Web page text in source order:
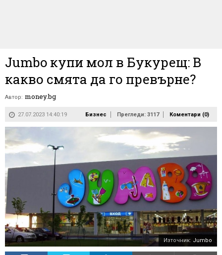
Jumbo купи мол в Букурещ: В
какво смята да го превърне?
Автор: money.bg
27.07.2023 14:40:19 Бизнес Прегледи: 3117 Коментари (0)
Източник: Jumbo